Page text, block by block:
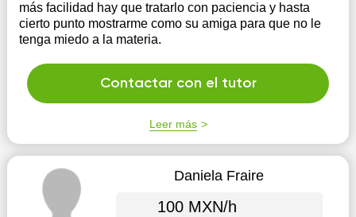
más facilidad hay que tratarlo con paciencia y hasta
cierto punto mostrarme como su amiga para que no le
tenga miedo a la materia.
Contactar con el tutor
Leer más
Daniela Fraire
100 MXN/h